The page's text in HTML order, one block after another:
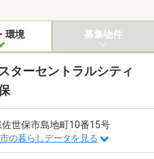
環境 募集物件
ターセントラルシティ
世保市島地町10番15号
の暮らしデータを見る